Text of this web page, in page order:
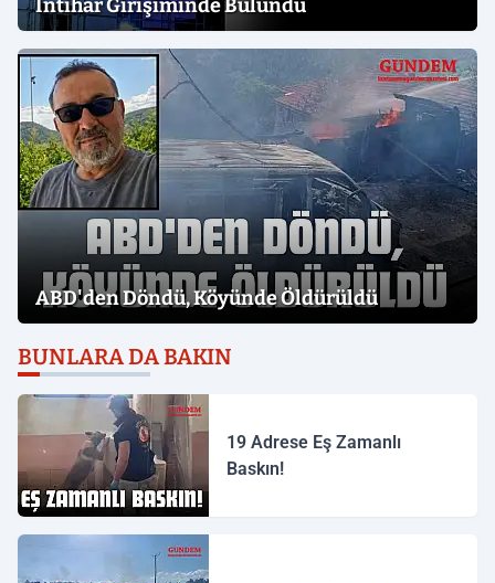
İntihar Girişiminde Bulundu
ABD'den Döndü, Köyünde Öldürüldü
BUNLARA DA BAKIN
19 Adrese Eş Zamanlı
Baskın!